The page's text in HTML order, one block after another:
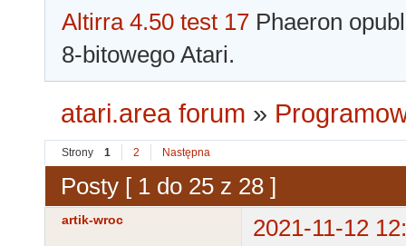
Altirra 4.50 test 17 Phaeron
8-bitowego Atari.
atari.area forum »
Strony 1 2 Następna
Posty [ 1 do 25 z 28 ]
artik-wroc
2021-11-12